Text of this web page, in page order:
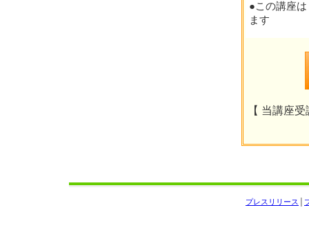
●この講座
ます
【 当講座
プレスリリース